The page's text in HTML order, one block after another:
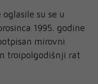
su se u
1995. godine
mirovni
troipolgodišnji rat